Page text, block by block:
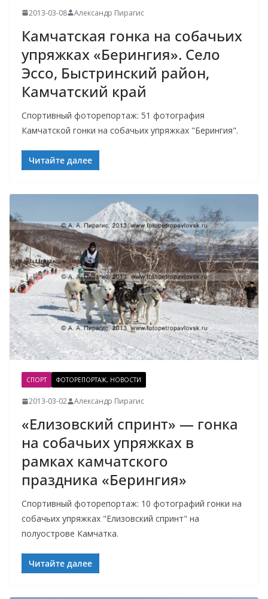
2013-03-08 Александр Пирагис
Камчатская гонка на собачьих
упряжках «Берингия». Село
Эссо, Быстринский район,
Камчатский край
Спортивный фоторепортаж: 51 фотография
Камчатской гонки на собачьих упряжках "Берингия".
Читайте далее
СПОРТ ФОТОРЕПОРТАЖ, НОВОСТИ
2013-03-02 Александр Пирагис
«Елизовский спринт» — гонка
на собачьих упряжках в
рамках камчатского
праздника «Берингия»
Спортивный фоторепортаж: 10 фотографий гонки на
собачьих упряжках "Елизовский спринт" на
полуострове Камчатка.
Читайте далее